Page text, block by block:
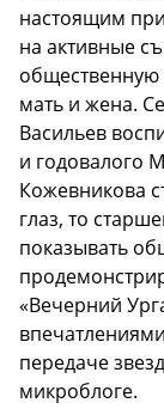
настоящим
на активные
общественную
мать и жена.
Васильев
и годовалого
Кожевникова
глаз, то
показывать
«Вечерний
передаче
микроблоге.